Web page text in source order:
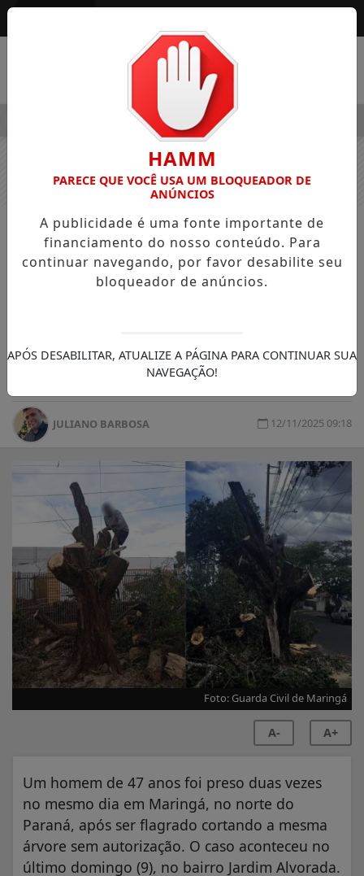
OSVALDO PEDRO DOS SANTOS, O “NEGUINHO DA
NOTÍCIAS GERAL
Homem é preso pela segunda vez
no mesmo dia por cortar a mesma
homem alugou nova motosserra e voltou
ao local para concluir o corte.
JULIANO BARBOSA 12/11/2025 09:18
Foto: Guarda Civil de Maringá
A- A+
Um homem de 47 anos foi preso duas vezes
no mesmo dia em Maringá, no norte do
Paraná, após ser flagrado cortando a mesma
árvore sem autorização. O caso aconteceu no
último domingo (9), no bairro Jardim Alvorada.
HAMM
PARECE QUE VOCÊ USA UM BLOQUEADOR DE
ANÚNCIOS
A publicidade é uma fonte importante de
financiamento do nosso conteúdo. Para
continuar navegando, por favor desabilite seu
bloqueador de anúncios.
APÓS DESABILITAR, ATUALIZE A PÁGINA PARA CONTINUAR SUA
NAVEGAÇÃO!